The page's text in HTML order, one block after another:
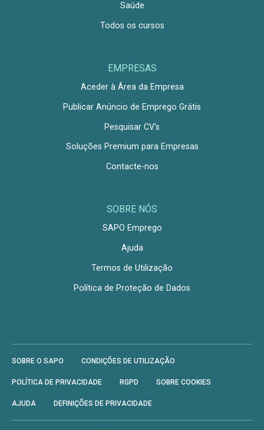
Saúde
Todos os cursos
EMPRESAS
Aceder à Área da Empresa
Publicar Anúncio de Emprego Grátis
Pesquisar CV's
Soluções Premium para Empresas
Contacte-nos
SOBRE NÓS
SAPO Emprego
Ajuda
Termos de Utilização
Política de Proteção de Dados
SOBRE O SAPO CONDIÇÕES DE UTILIZAÇÃO
POLÍTICA DE PRIVACIDADE RGPD SOBRE COOKIES
AJUDA DEFINIÇÕES DE PRIVACIDADE